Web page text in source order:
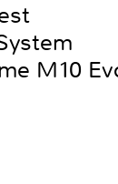
M10